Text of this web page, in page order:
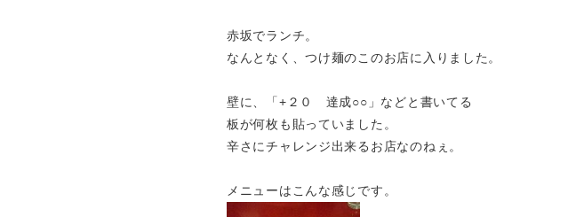
赤坂でランチ。
なんとなく、つけ麺のこのお店に入りました。
壁に、「+２０ 達成○○」などと書いてる
板が何枚も貼っていました。
辛さにチャレンジ出来るお店なのねぇ。
メニューはこんな感じです。